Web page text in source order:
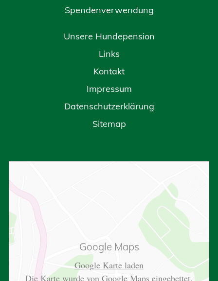
Spendenverwendung
Unsere Hundepension
Links
Kontakt
Impressum
Datenschutzerklärung
Sitemap
Google Maps
Google Karte laden
Die Karte wurde von Google Maps eingebettet.